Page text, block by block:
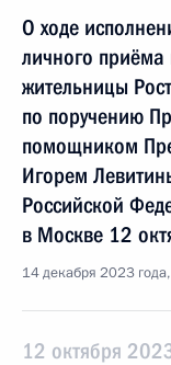
О ходе
личного
жительницы
по поручению
помощником
Игорем
Российской
в Москве 12
14 декабря 2023
12 октября